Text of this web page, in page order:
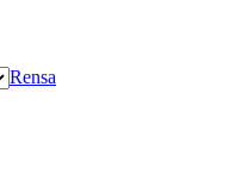
Rensa